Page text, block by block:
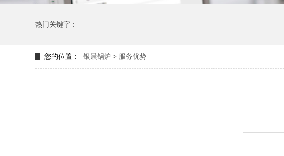
热门关键字：
您的位置： 银晨锅炉 > 服务优势